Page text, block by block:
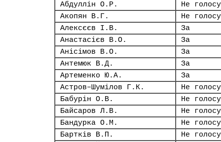
Абдуллін О.Р.
Не
Акопян В.Г.
Не
Алексєєв І.В.
За
Анастасієв В.О.
За
Анісімов В.О.
За
Антемюк В.Д.
За
Артеменко Ю.А.
За
Астров–Шумілов Г.К.
Не
Бабурін О.В.
Не
Байсаров Л.В.
Не
Бандурка О.М.
Не
Бартків В.П.
Не